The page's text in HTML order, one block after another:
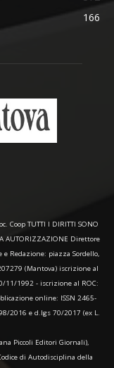
166
Coop TUTTI I DIRITTI SONO
AUTORIZZAZIONE Direttore
Redazione: piazza Sordello,
(Mantova) iscrizione al
11/1992 - iscrizione al ROC:
online: ISSN 2465-
2016 e d.lgs 70/2017 (ex L.
Piccoli Editori Giornali),
di Autodisciplina della